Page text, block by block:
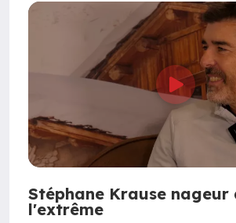
Stéphane Krause nageur
l'extrême